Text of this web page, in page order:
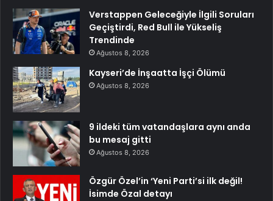
Verstappen Geleceğiyle İlgili Soruları
Geçiştirdi, Red Bull ile Yükseliş
Trendinde
Ağustos 8, 2026
Kayseri’de İnşaatta İşçi Ölümü
Ağustos 8, 2026
9 ildeki tüm vatandaşlara aynı anda
bu mesaj gitti
Ağustos 8, 2026
Özgür Özel’in ‘Yeni Parti’si ilk değil!
İsimde Özal detayı